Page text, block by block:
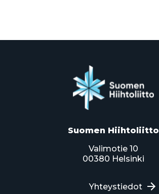
Suomen Hiihtoliitto
Valimotie 10
00380 Helsinki
Yhteystiedot